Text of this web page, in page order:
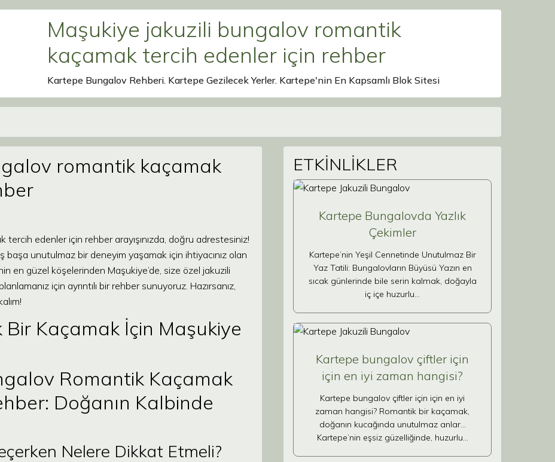
Maşukiye jakuzili bungalov romantik
kaçamak tercih edenler için rehber
Kartepe Bungalov Rehberi. Kartepe Gezilecek Yerler. Kartepe'nin En Kapsamlı Blok Sitesi
romantik kaçamak
edenler için rehber arayışınızda, doğru adrestesiniz!
başa unutulmaz bir deneyim yaşamak için ihtiyacınız olan
en güzel köşelerinden Maşukiye’de, size özel jakuzili
için ayrıntılı bir rehber sunuyoruz. Hazırsanız,
Kaçamak İçin Maşukiye
Romantik Kaçamak
Doğanın Kalbinde
Nelere Dikkat Etmeli?
ETKİNLİKLER
Kartepe Bungalovda Yazlık
Çekimler
Kartepe’nin Yeşil Cennetinde Unutulmaz Bir
Yaz Tatili: Bungalovların Büyüsü Yazın en
sıcak günlerinde bile serin kalmak, doğayla
iç içe huzurlu…
Kartepe bungalov çiftler için
için en iyi zaman hangisi?
Kartepe bungalov çiftler için için en iyi
zaman hangisi? Romantik bir kaçamak,
doğanın kucağında unutulmaz anlar…
Kartepe’nin eşsiz güzelliğinde, huzurlu…